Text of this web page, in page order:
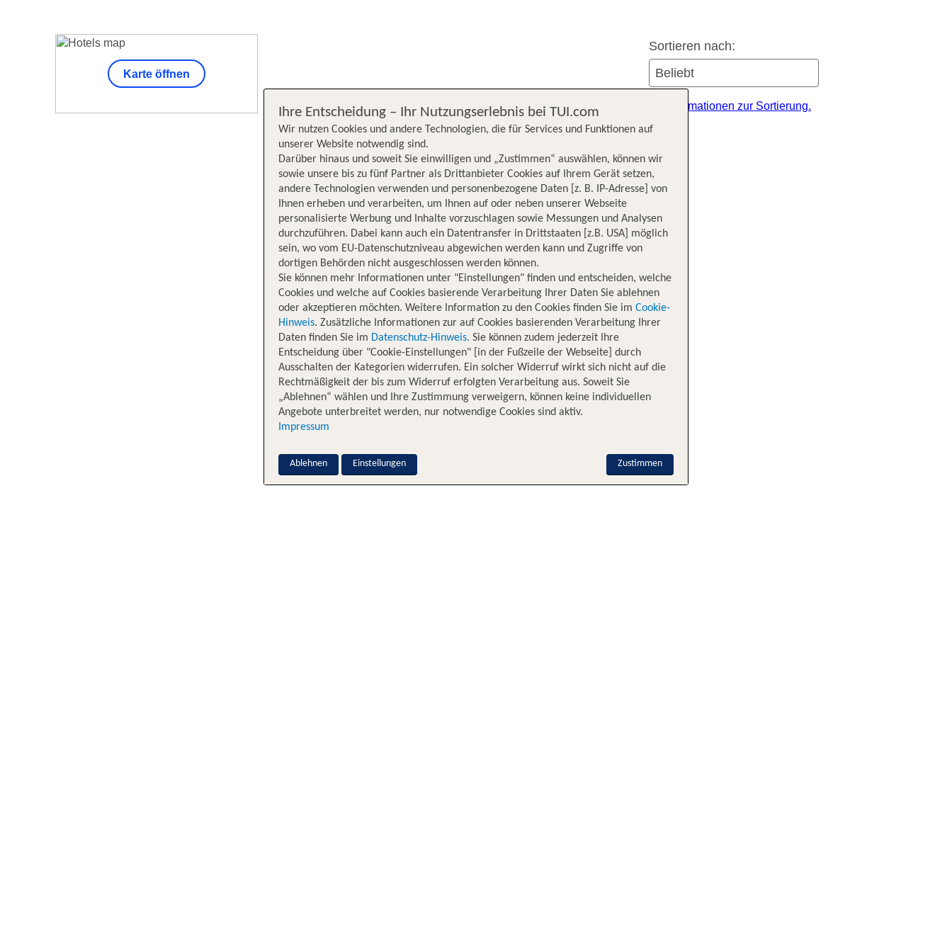
Sortieren nach:
Unsere Suchergebnisse werden nach verschiedenen Kriterien sortiert. Weitere Informationen zur Sortierung.
Karte öffnen
Ihre Entscheidung – Ihr Nutzungserlebnis bei TUI.com
Wir nutzen Cookies und andere Technologien, die für Services und Funktionen auf
unserer Website notwendig sind.
Darüber hinaus und soweit Sie einwilligen und „Zustimmen“ auswählen, können wir
sowie unsere bis zu fünf Partner als Drittanbieter Cookies auf Ihrem Gerät setzen,
andere Technologien verwenden und personenbezogene Daten [z. B. IP-Adresse] von
Ihnen erheben und verarbeiten, um Ihnen auf oder neben unserer Webseite
personalisierte Werbung und Inhalte vorzuschlagen sowie Messungen und Analysen
durchzuführen. Dabei kann auch ein Datentransfer in Drittstaaten [z.B. USA] möglich
sein, wo vom EU-Datenschutzniveau abgewichen werden kann und Zugriffe von
dortigen Behörden nicht ausgeschlossen werden können.
Sie können mehr Informationen unter "Einstellungen" finden und entscheiden, welche
Cookies und welche auf Cookies basierende Verarbeitung Ihrer Daten Sie ablehnen
oder akzeptieren möchten. Weitere Information zu den Cookies finden Sie im Cookie-
Hinweis. Zusätzliche Informationen zur auf Cookies basierenden Verarbeitung Ihrer
Daten finden Sie im Datenschutz-Hinweis. Sie können zudem jederzeit Ihre
Entscheidung über "Cookie-Einstellungen" [in der Fußzeile der Webseite] durch
Ausschalten der Kategorien widerrufen. Ein solcher Widerruf wirkt sich nicht auf die
Rechtmäßigkeit der bis zum Widerruf erfolgten Verarbeitung aus. Soweit Sie
„Ablehnen“ wählen und Ihre Zustimmung verweigern, können keine individuellen
Angebote unterbreitet werden, nur notwendige Cookies sind aktiv.
Impressum
Zustimmen
Ablehnen Einstellungen